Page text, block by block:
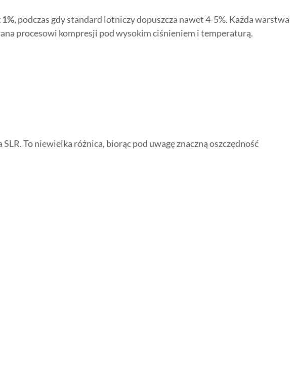
, podczas gdy standard lotniczy dopuszcza nawet 4-5%. Każda warstwa
procesowi kompresji pod wysokim ciśnieniem i temperaturą.
To niewielka różnica, biorąc pod uwagę znaczną oszczędność